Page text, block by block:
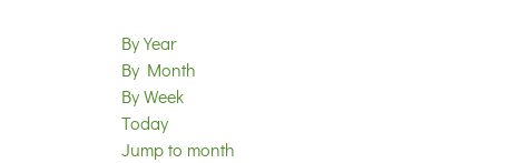
By Year
By Month
By Week
Today
Jump to month